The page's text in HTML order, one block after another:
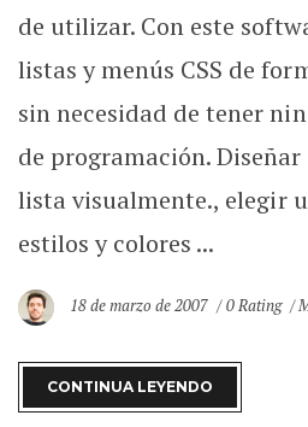
de utilizar. Con este
listas y menús CSS de
sin necesidad de tener
de programación.
lista visualmente., elegir
estilos y colores ...
18 de marzo de 2007 0 Rating
CONTINUA LEYENDO